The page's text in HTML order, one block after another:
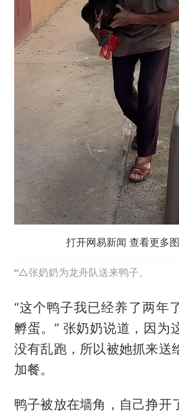
打开网易新闻 查看更多
△张奶奶为龙舟队送来鸭子。
“这个鸭子我已经养了两年
孵蛋。” 张奶奶说道，因为
没有乱跑，所以被她抓来送
加餐。
鸭子被放在墙角，自己挣开